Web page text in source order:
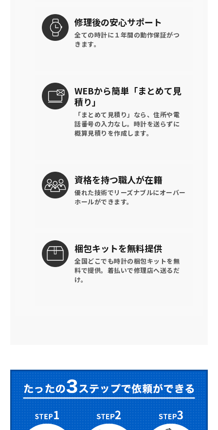
修理後の安心サポート
全ての時計に １年間の動作保証がつ
きます。
WEBから簡単 「まとめて見
積り」
「まとめて見積り」なら、住所や電
話番号の入力なし。時計を送らずに
概算見積りを作成します。
資格を持つ職人が在籍
優れた技術でリーズナブルにオーバー
ホールができます。
梱包キットを無料提供
全国どこでも時計の梱包キットを無
料で提供。 着払いで修理店へ送るだ
け。